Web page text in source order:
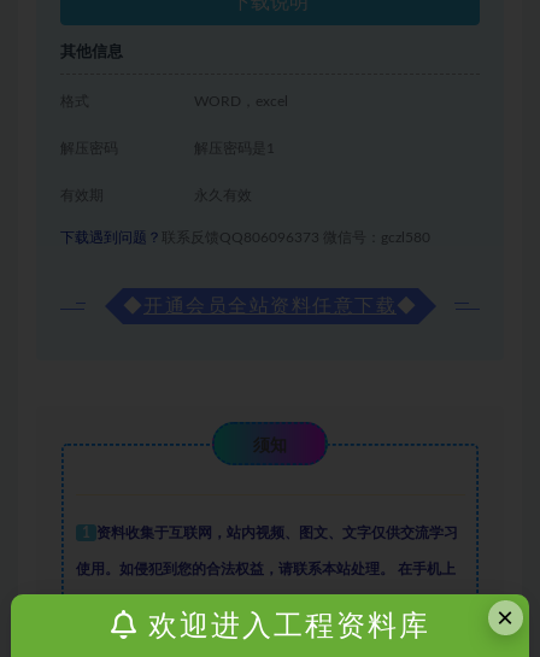
其他信息
格式 WORD，excel
解压密码是1
有效期 永久有效
下载遇到问题？ 联系反馈QQ806096373 微信号：gczl580
◆ 开通会员全站资料任意下载◆
须知
1 资料收集于互联网 ， 站内视频、图文、文字仅供交流学习
使用。如侵犯到您的合法权益，请联系本站处理。 在手机上
览器输入网址：sosquan.cn进行访问下载， 资料默认解压密
×
欢迎进入工程资料库